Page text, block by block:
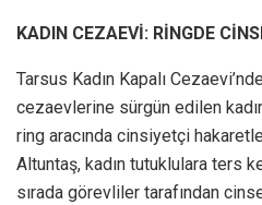
KADIN CEZAEVİ: RİNGDE
Tarsus Kadın Kapalı
cezaevlerine sürgün edilen
ring aracında cinsiyetçi
Altuntaş, kadın tutuklulara ters
sırada görevliler tarafından